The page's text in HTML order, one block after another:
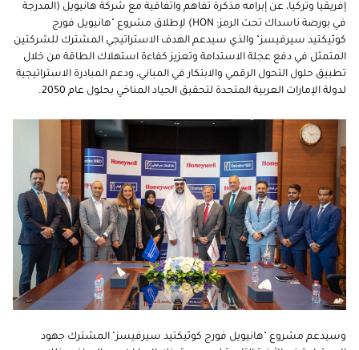
إفريقيا وتركيا، عن إبرامه مذكرة تفاهم واتفاقية مع شركة هانيويل (المدرجة
في بورصة ناسداك تحت الرمز: HON) لإطلاق مشروع "هانيويل فورج
كونّيكتيد سيرفيسز" والذي سيدعم الهدف الاستراتيجي المشترك للشركتين
المتمثل في دفع عجلة الاستدامة وتعزيز كفاءة استهلاك الطاقة من خلال
تطبيق حلول التحول الرقمي والابتكار في المباني، ودعم المبادرة الاستراتيجية
لدولة الإمارات العربية المتحدة لتحقيق الحياد المناخي بحلول عام 2050.
وسيدعم مشروع "هانيويل فورج كونّيكتيد سيرفيسز" المشترك جهود